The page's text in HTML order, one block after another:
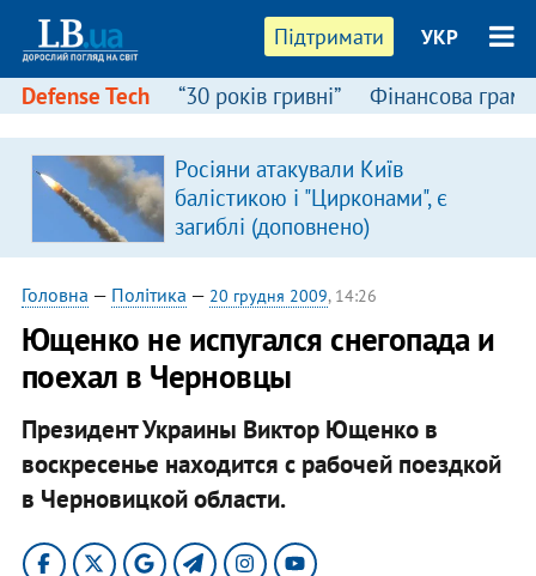
Підтримати УКР
Defense Tech “30 років гривні” Фінансова
Росіяни атакували Київ
балістикою і "Цирконами", є
загиблі (доповнено)
Головна — Політика — 20 грудня 2009, 14:26
Ющенко не испугался снегопада и
поехал в Черновцы
Президент Украины Виктор Ющенко в
воскресенье находится с рабочей поездкой
в Черновицкой области.